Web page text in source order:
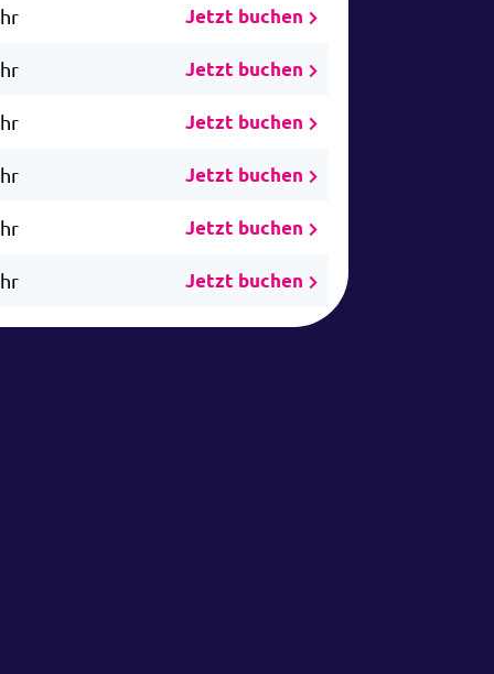
Jetzt buchen
Jetzt buchen
Jetzt buchen
Jetzt buchen
Jetzt buchen
Jetzt buchen